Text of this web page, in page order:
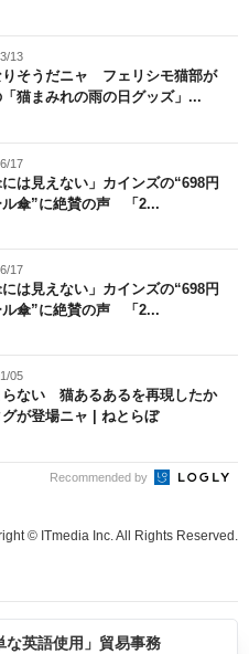
13
りそうだニャ フェリシモ猫部が
猫まみれの雨の日グッズ」...
17
には見えない」カインズの“698円
ル傘”に絶賛の声 「2...
17
には見えない」カインズの“698円
ル傘”に絶賛の声 「2...
05
らない 猫あるあるを再現したか
が登場ニャ | ねとらぼ
Recommended by
© ITmedia Inc. All Rights Reserved.
な英語使用」貿易事務